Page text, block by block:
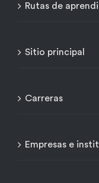
Rutas de
Sitio principal
Carreras
Empresas e